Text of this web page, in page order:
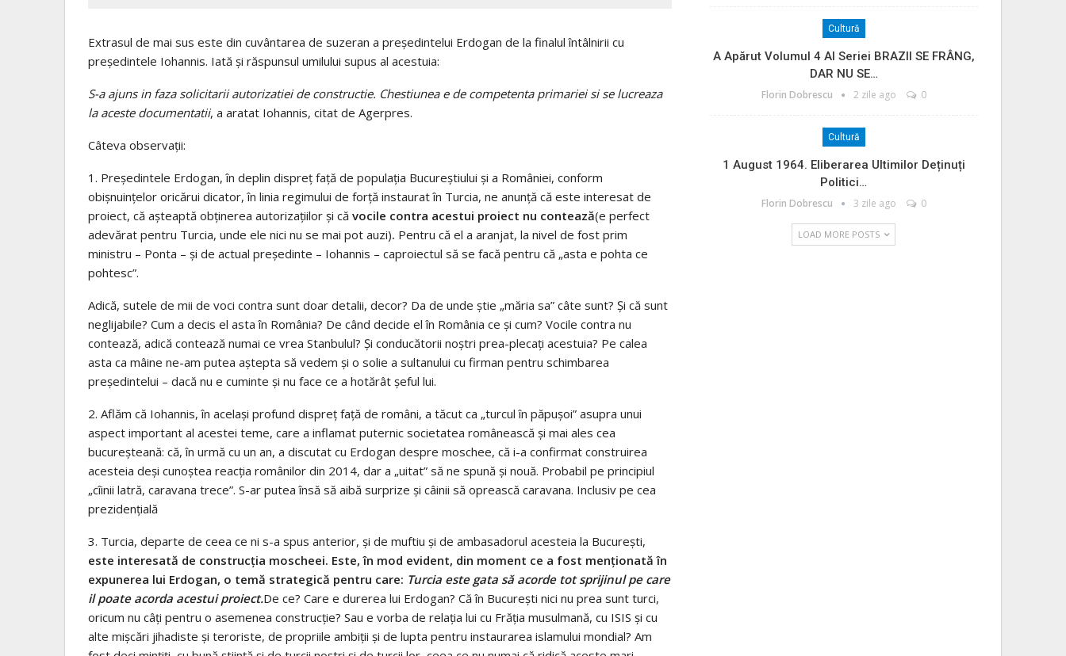
Extrasul de mai sus este din cuvântarea de suzeran a preşedintelui Erdogan de la finalul întâlnirii cu
preşedintele Iohannis. Iată şi răspunsul umilului supus al acestuia:
S-a ajuns in faza solicitarii autorizatiei de constructie. Chestiunea e de competenta primariei si se lucreaza
la aceste documentatii, a aratat Iohannis, citat de Agerpres.
Câteva observaţii:
1. Preşedintele Erdogan, în deplin dispreţ faţă de populaţia Bucureştiului şi a României, conform
obişnuinţelor oricărui dicator, în linia regimului de forţă instaurat în Turcia, ne anunţă că este interesat de
proiect, că aşteaptă obţinerea autorizaţiilor şi că vocile contra acestui proiect nu contează(e perfect
adevărat pentru Turcia, unde ele nici nu se mai pot auzi). Pentru că el a aranjat, la nivel de fost prim
ministru – Ponta – şi de actual preşedinte – Iohannis – caproiectul să se facă pentru că „asta e pohta ce
pohtesc”.
Adică, sutele de mii de voci contra sunt doar detalii, decor? Da de unde ştie „măria sa” câte sunt? Şi că sunt
neglijabile? Cum a decis el asta în România? De când decide el în România ce şi cum? Vocile contra nu
contează, adică contează numai ce vrea Stanbulul? Şi conducătorii noştri prea-plecaţi acestuia? Pe calea
asta ca mâine ne-am putea aştepta să vedem şi o solie a sultanului cu firman pentru schimbarea
preşedintelui – dacă nu e cuminte şi nu face ce a hotărât şeful lui.
2. Aflăm că Iohannis, în acelaşi profund dispreţ faţă de români, a tăcut ca „turcul în păpuşoi” asupra unui
aspect important al acestei teme, care a inflamat puternic societatea românească şi mai ales cea
bucureşteană: că, în urmă cu un an, a discutat cu Erdogan despre moschee, că i-a confirmat construirea
acesteia deşi cunoştea reacţia românilor din 2014, dar a „uitat” să ne spună şi nouă. Probabil pe principiul
„cîinii latră, caravana trece”. S-ar putea însă să aibă surprize şi câinii să oprească caravana. Inclusiv pe cea
prezidenţială
3. Turcia, departe de ceea ce ni s-a spus anterior, şi de muftiu şi de ambasadorul acesteia la Bucureşti,
este interesată de construcţia moscheei. Este, în mod evident, din moment ce a fost menţionată în
expunerea lui Erdogan, o temă strategică pentru care: Turcia este gata să acorde tot sprijinul pe care
il poate acorda acestui proiect.De ce? Care e durerea lui Erdogan? Că în Bucureşti nici nu prea sunt turci,
oricum nu câţi pentru o asemenea construcţie? Sau e vorba de relaţia lui cu Frăţia musulmană, cu ISIS şi cu
alte mişcări jihadiste şi teroriste, de propriile ambiţii şi de lupta pentru instaurarea islamului mondial? Am
Cultură
A Apărut Volumul 4 Al Seriei BRAZII SE FRÂNG,
DAR NU SE…
Florin Dobrescu 2 zile ago 0
Cultură
1 August 1964. Eliberarea Ultimilor Deținuți
Politici…
Florin Dobrescu 3 zile ago 0
LOAD MORE POSTS